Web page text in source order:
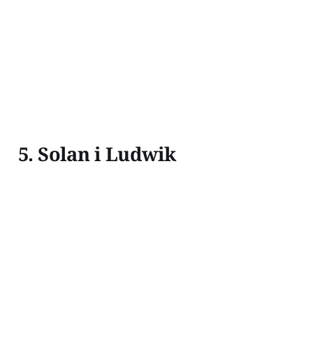
5. Solan i Ludwik